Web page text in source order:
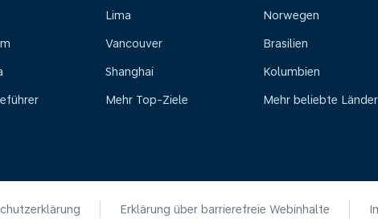
Lima
Vancouver
Shanghai
Mehr Top-Ziele
Norwegen
Brasilien
Kolumbien
Mehr beliebte Länder
Erklärung über barrierefreie Webinhalte